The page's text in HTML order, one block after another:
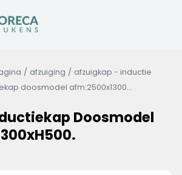
afzuiging
afzuigkap - inductie
doosmodel afm:2500x1300...
Doosmodel